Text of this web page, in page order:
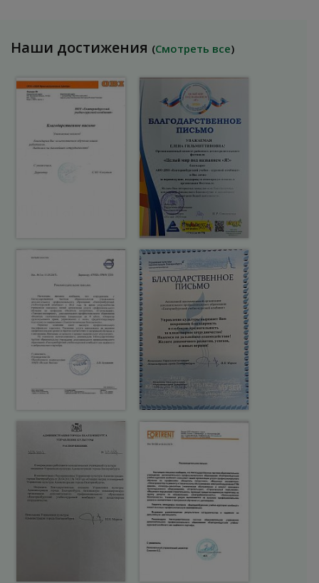
Наши достижения (Смотреть все)